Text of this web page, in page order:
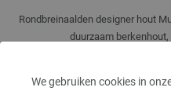
We gebruiken cookies in
Rondbreinaalden designer hout
duurzaam
8,34 $ excl.